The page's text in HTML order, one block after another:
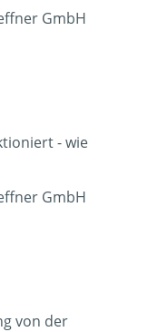
GmbH
- wie
GmbH
von der